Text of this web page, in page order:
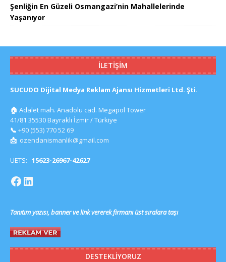
Şenliğin En Güzeli Osmangazi’nin Mahallelerinde
Yaşanıyor
İLETIŞIM
SUCUDO Dijital Medya Reklam Ajansı Hizmetleri Ltd. Şti.
🏠 Adalet mah. Anadolu cad. Megapol Tower
41/81 35530 Bayraklı İzmir / Türkiye
📞 +90 (553) 770 52 69
📩 ozendanismanlik@gmail.com
UETS: 15623-26967-42627
Tanıtım yazısı, banner ve link vererek firmanı üst sıralara taşı
DESTEKLIYORUZ